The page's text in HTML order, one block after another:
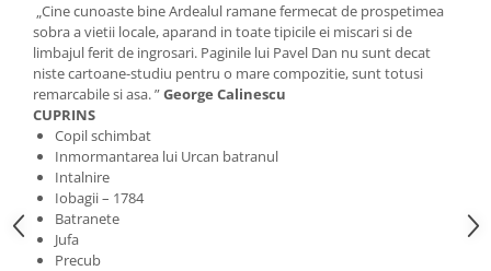
„Cine cunoaste bine Ardealul ramane fermecat de prospetimea
sobra a vietii locale, aparand in toate tipicile ei miscari si de
limbajul ferit de ingrosari. Paginile lui Pavel Dan nu sunt decat
niste cartoane-studiu pentru o mare compozitie, sunt totusi
remarcabile si asa. ”George Calinescu
CUPRINS
Copil schimbat
Inmormantarea lui Urcan batranul
Intalnire
Iobagii – 1784
Batranete
Jufa
Precub